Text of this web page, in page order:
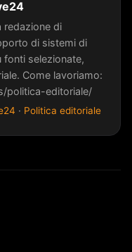
redazione di
di sistemi di
fonti selezionate,
Come lavoriamo:
politica-editoriale/
· Politica editoriale